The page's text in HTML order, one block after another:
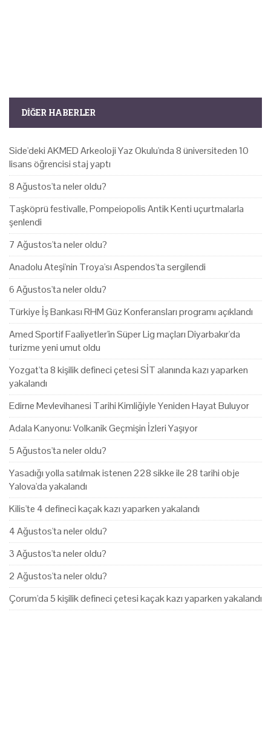
DIĞER HABERLER
Side'deki AKMED Arkeoloji Yaz Okulu'nda 8 üniversiteden 10
lisans öğrencisi staj yaptı
8 Ağustos'ta neler oldu?
Taşköprü festivalle, Pompeiopolis Antik Kenti uçurtmalarla
şenlendi
7 Ağustos'ta neler oldu?
Anadolu Ateşi'nin Troya'sı Aspendos'ta sergilendi
6 Ağustos'ta neler oldu?
Türkiye İş Bankası RHM Güz Konferansları programı açıklandı
Amed Sportif Faaliyetler'in Süper Lig maçları Diyarbakır'da
turizme yeni umut oldu
Yozgat'ta 8 kişilik defineci çetesi SİT alanında kazı yaparken
yakalandı
Edirne Mevlevihanesi Tarihi Kimliğiyle Yeniden Hayat Buluyor
Adala Kanyonu: Volkanik Geçmişin İzleri Yaşıyor
5 Ağustos'ta neler oldu?
Yasadığı yolla satılmak istenen 228 sikke ile 28 tarihi obje
Yalova'da yakalandı
Kilis'te 4 defineci kaçak kazı yaparken yakalandı
4 Ağustos'ta neler oldu?
3 Ağustos'ta neler oldu?
2 Ağustos'ta neler oldu?
Çorum'da 5 kişilik defineci çetesi kaçak kazı yaparken yakalandı